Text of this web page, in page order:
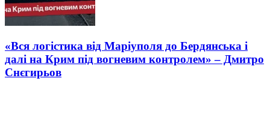
«Вся логістика від Маріуполя до Бердянська і
далі на Крим під вогневим контролем» – Дмитро
Снєгирьов